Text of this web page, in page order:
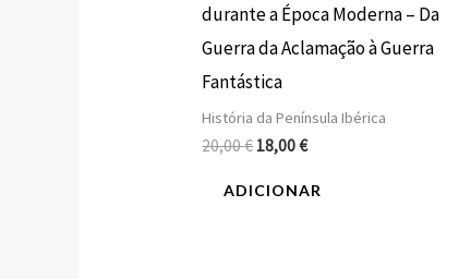
durante a Época Moderna – Da
Guerra da Aclamação à Guerra
Fantástica
História da Península Ibérica
20,00€18,00€
ADICIONAR